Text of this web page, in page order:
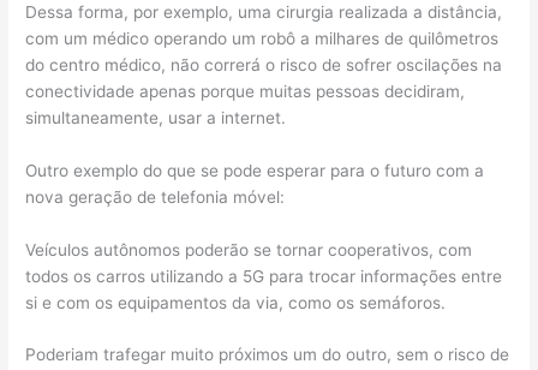
Dessa forma, por exemplo, uma cirurgia realizada a distância,
com um médico operando um robô a milhares de quilômetros
do centro médico, não correrá o risco de sofrer oscilações na
conectividade apenas porque muitas pessoas decidiram,
simultaneamente, usar a internet.
Outro exemplo do que se pode esperar para o futuro com a
nova geração de telefonia móvel:
Veículos autônomos poderão se tornar cooperativos, com
todos os carros utilizando a 5G para trocar informações entre
si e com os equipamentos da via, como os semáforos.
Poderiam trafegar muito próximos um do outro, sem o risco de